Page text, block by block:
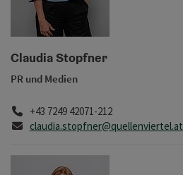
Claudia Stopfner
PR und Medien
Telefon
+43 7249 42071-212
E-Mail
claudia.stopfner@quellenviertel.at